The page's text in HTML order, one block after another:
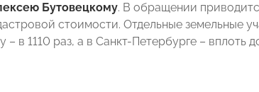
Бутовецкому. В обращении
стоимости. Отдельные земельные
в 1110 раз, а в Санкт-Петербурге – вплоть